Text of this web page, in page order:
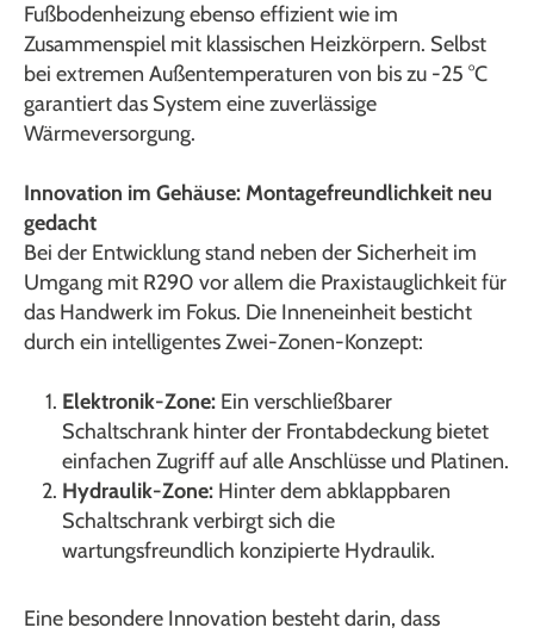
Fußbodenheizung ebenso effizient wie im
Zusammenspiel mit klassischen Heizkörpern. Selbst
bei extremen Außentemperaturen von bis zu -25 °C
garantiert das System eine zuverlässige
Wärmeversorgung.
Innovation im Gehäuse: Montagefreundlichkeit neu
gedacht
Bei der Entwicklung stand neben der Sicherheit im
Umgang mit R290 vor allem die Praxistauglichkeit für
das Handwerk im Fokus. Die Inneneinheit besticht
durch ein intelligentes Zwei-Zonen-Konzept:
Elektronik-Zone: Ein verschließbarer
Schaltschrank hinter der Frontabdeckung bietet
einfachen Zugriff auf alle Anschlüsse und Platinen.
Hydraulik-Zone: Hinter dem abklappbaren
Schaltschrank verbirgt sich die
wartungsfreundlich konzipierte Hydraulik.
Eine besondere Innovation besteht darin, dass